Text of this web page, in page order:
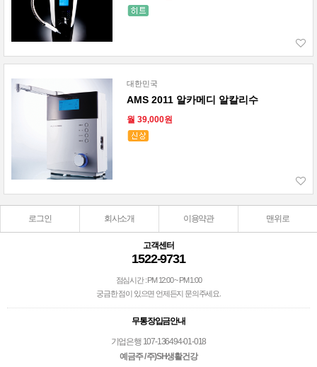
대한민국
AMS 2011 알카메디 알칼리수
월 39,000원
로그인 회사소개 이용약관 맨위로
고객센터
1522-9731
점심시간 : PM 12:00 ~ PM 1:00
궁금한 점이 있으면 언제든지 문의주세요.
무통장입금안내
기업은행 107-136494-01-018
예금주 / 주)SH생활건강